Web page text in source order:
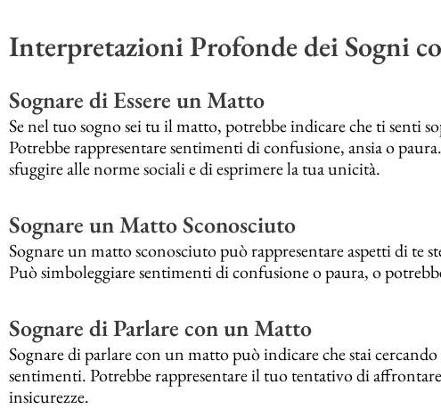
Interpretazioni Profonde dei Sogni
Sognare di Essere un Matto
Se nel tuo sogno sei tu il matto, potrebbe indicare che ti senti
Potrebbe rappresentare sentimenti di confusione, ansia o
sfuggire alle norme sociali e di esprimere la tua unicità.
Sognare un Matto Sconosciuto
Sognare un matto sconosciuto può rappresentare aspetti di te
Può simboleggiare sentimenti di confusione o paura, o
Sognare di Parlare con un Matto
Sognare di parlare con un matto può indicare che stai
sentimenti. Potrebbe rappresentare il tuo tentativo di
insicurezze.